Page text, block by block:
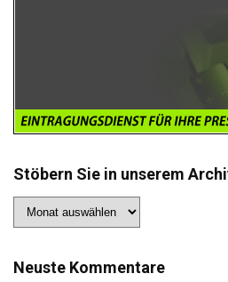
Stöbern Sie in unserem
Sie
Archiv
Neuste Kommentare